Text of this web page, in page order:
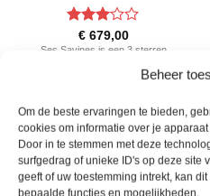
Beheer
Om de beste ervaringen te bieden,
cookies om informatie over je
Door in te stemmen met deze
surfgedrag of unieke ID's op deze site
geeft of uw toestemming intrekt, kan
bepaalde functies en mogelijkheden.
Gewaardeerd
3uit 5
€679,00
Ses Savines is een 3 sterren
boekt deze reis direct bij onze
per persoon.
PRIJZEN EN BOEKEN